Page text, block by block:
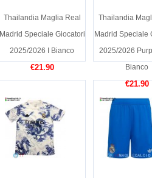
Thailandia Maglia Real
Madrid Speciale Giocatori
2025/2026 I Bianco
€21.90
Thailandia
Madrid Speciale
2025/2026
Bianco
€21.90